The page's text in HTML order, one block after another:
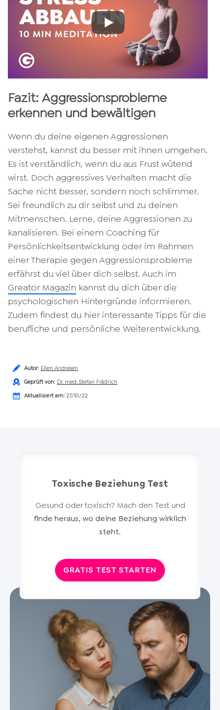
Fazit: Aggressionsprobleme
erkennen und bewältigen
Wenn du deine eigenen Aggressionen
verstehst, kannst du besser mit ihnen umgehen.
Es ist verständlich, wenn du aus Frust wütend
wirst. Doch aggressives Verhalten macht die
Sache nicht besser, sondern noch schlimmer.
Sei freundlich zu dir selbst und zu deinen
Mitmenschen. Lerne, deine Aggressionen zu
kanalisieren. Bei einem Coaching für
Persönlichkeitsentwicklung oder im Rahmen
einer Therapie gegen Aggressionsprobleme
erfährst du viel über dich selbst. Auch im
Greator Magazin kannst du dich über die
psychologischen Hintergründe informieren.
Zudem findest du hier interessante Tipps für die
berufliche und persönliche Weiterentwicklung.
Autor: Ellen Andresen
Geprüft von: Dr. med. Stefan Frädrich
Aktualisiert am: 27/10/22
Toxische Beziehung Test
Gesund oder toxisch? Mach den Test und
finde heraus, wo deine Beziehung wirklich
steht.
GRATIS TEST STARTEN